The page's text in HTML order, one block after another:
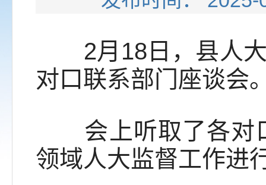
2月18日，县人大
对口联系部门座谈会
会上听取了各对口
领域人大监督工作进